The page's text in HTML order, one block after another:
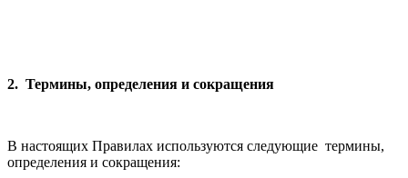
2. Термины, определения и сокращения
В настоящих Правилах используются следующие термины,
определения и сокращения: